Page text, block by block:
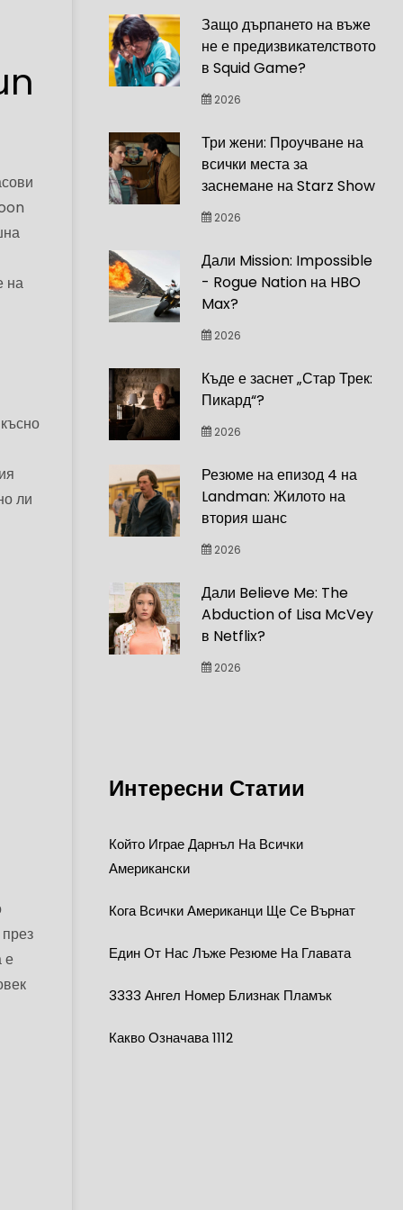
на
ли
е
Защо дърпането на въже
не е предизвикателството
в Squid Game?
2026
Три жени: Проучване на
всички места за
заснемане на Starz Show
2026
Дали Mission: Impossible
- Rogue Nation на HBO
Max?
2026
Къде е заснет „Стар Трек:
Пикард“?
2026
Резюме на епизод 4 на
Landman: Жилото на
втория шанс
2026
Дали Believe Me: The
Abduction of Lisa McVey
в Netflix?
2026
Интересни Статии
Който Играе Дарнъл На Всички
Американски
Кога Всички Американци Ще Се Върнат
Един От Нас Лъже Резюме На Главата
3333 Ангел Номер Близнак Пламък
Какво Означава 1112